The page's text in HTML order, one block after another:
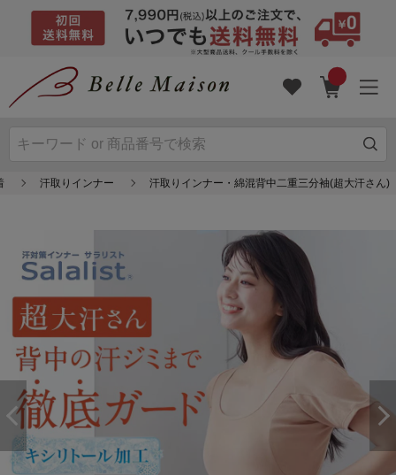
汗取りインナー 汗取りインナー・綿混背中二重三分袖(超大汗さん)